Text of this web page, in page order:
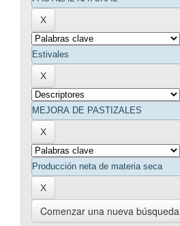
Comenzar una nueva búsqueda